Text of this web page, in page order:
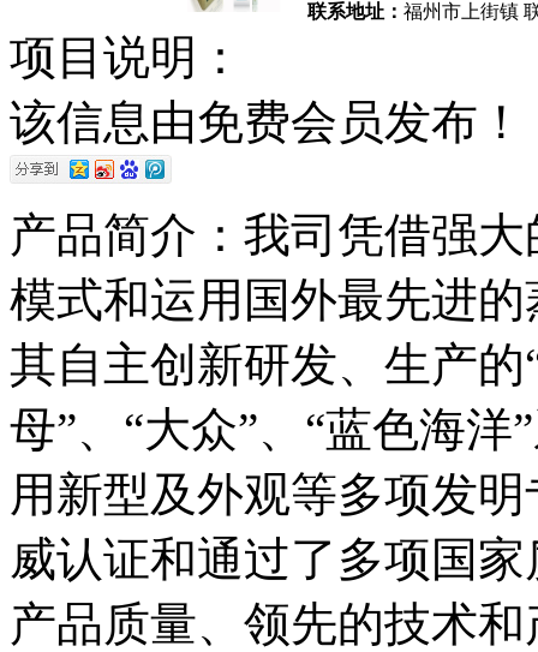
联系地址： 福州市上街镇
项目说明：
该信息由免费会员发布！
产品简介：我司凭借强
模式和运用国外最先进
其自主创新研发、生产的
母”、“大众”、“蓝色海
用新型及外观等多项发
威认证和通过了多项国
产品质量、领先的技术